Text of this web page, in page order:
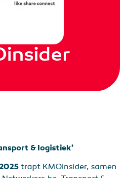
& logistiek’
trapt KMOinsider, samen